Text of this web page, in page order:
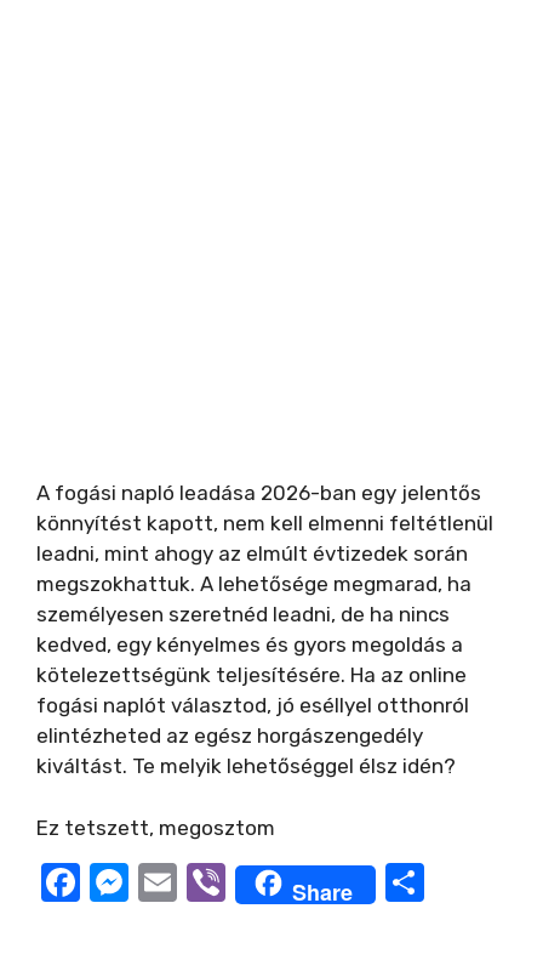
A fogási napló leadása 2026-ban egy jelentős
könnyítést kapott, nem kell elmenni feltétlenül
leadni, mint ahogy az elmúlt évtizedek során
megszokhattuk. A lehetősége megmarad, ha
személyesen szeretnéd leadni, de ha nincs
kedved, egy kényelmes és gyors megoldás a
kötelezettségünk teljesítésére. Ha az online
fogási naplót választod, jó eséllyel otthonról
elintézheted az egész horgászengedély
kiváltást. Te melyik lehetőséggel élsz idén?
Ez tetszett, megosztom
F
M E
Vi
Share